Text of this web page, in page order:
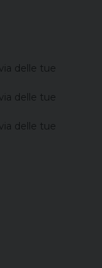
delle tue
delle tue
delle tue